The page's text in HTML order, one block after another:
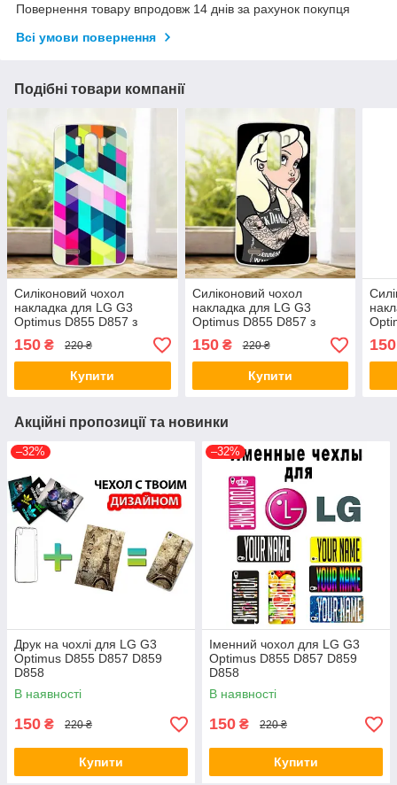
Повернення товару впродовж 14 днів за рахунок покупця
Всі умови повернення
Подібні товари компанії
Силіконовий чохол
накладка для LG G3
Optimus D855 D857 з
малюнком Ромби
150 ₴ 220 ₴
Купити
Силіконовий чохол
накладка для LG G3
Optimus D855 D857 з
малюнком Попелюшка
150₴ 220 ₴
Купити
150
Акційні пропозиції та новинки
–32%
Друк на чохлі для LG G3
Optimus D855 D857 D859
D858
В наявності
150 ₴ 220 ₴
Купити
–32%
Іменний чохол для LG G3
Optimus D855 D857 D859
D858
В наявності
150 ₴ 220 ₴
Купити